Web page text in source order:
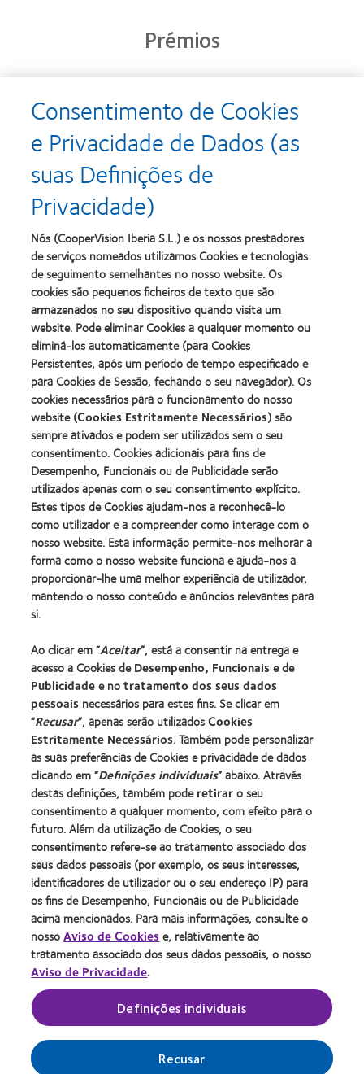
Prémios
Learn
more
about
Prémio
Silmo
d’Or
para
o
melhor
produto
com
MyDay™
(2013)
Learn
more
about
Produto
do
Ano
Contacto
(2013)
Learn
about
2012
&
2010
Melhores
Empresas
para
Líderes
(2012)
about
2011
Best
Factory
Awards
(2011)
Learn
more
about
ODMA
2011
(2011)
Learn
more
about
2012
Manufacturing
Leadership
100
(ML
100)
Award
(2012)
Learn
more
about
2012
REBRAND
100®
Global
Award
(2012)
Learn
more
about
Prémio
da
Industria
da
BCLA
Os nossos produtos
Tecnologia de lentes de contacto
Encontre as suas lentes
Procurar um centro
Lentes de contacto e a visão
Novo utilizador
Utilizador experiente
Blog
Sobre a CooperVision
Carreiras na CooperVision
Centro de Notícias
Contacte-nos
Legal
Política de privacidade
Aviso de cookies
Termos de serviço
Gerir preferências de cookies
Consentimento de Cookies
e Privacidade de Dados (as
suas Definições de
Privacidade)
Nós (CooperVision Iberia S.L.) e os nossos prestadores
de serviços nomeados utilizamos Cookies e tecnologias
de seguimento semelhantes no nosso website. Os
cookies são pequenos ficheiros de texto que são
armazenados no seu dispositivo quando visita um
website. Pode eliminar Cookies a qualquer momento ou
eliminá-los automaticamente (para Cookies
Persistentes, após um período de tempo especificado e
para Cookies de Sessão, fechando o seu navegador). Os
cookies necessários para o funcionamento do nosso
website (Cookies Estritamente Necessários) são
sempre ativados e podem ser utilizados sem o seu
consentimento. Cookies adicionais para fins de
Desempenho, Funcionais ou de Publicidade serão
utilizados apenas com o seu consentimento explícito.
Estes tipos de Cookies ajudam-nos a reconhecê-lo
como utilizador e a compreender como interage com o
nosso website. Esta informação permite-nos melhorar a
forma como o nosso website funciona e ajuda-nos a
proporcionar-lhe uma melhor experiência de utilizador,
mantendo o nosso conteúdo e anúncios relevantes para
si.
Ao clicar em “Aceitar”, está a consentir na entrega e
acesso a Cookies deDesempenho, Funcionaise de
Publicidadee notratamento dos seus dados
pessoais necessários para estes fins. Se clicar em
“Recusar”, apenas serão utilizadosCookies
Estritamente Necessários. Também pode personalizar
as suas preferências de Cookies e privacidade de dados
clicando em “Definições individuais” abaixo. Através
destas definições, também poderetiraro seu
consentimento a qualquer momento, com efeito para o
futuro. Além da utilização de Cookies, o seu
consentimento refere-se ao tratamento associado dos
seus dados pessoais (por exemplo, os seus interesses,
identificadores de utilizador ou o seu endereço IP) para
os fins de Desempenho, Funcionais ou de Publicidade
acima mencionados. Para mais informações, consulte o
nossoAviso de Cookiese, relativamente ao
tratamento associado dos seus dados pessoais, o nosso
Aviso de Privacidade.
Definições individuais
Recusar